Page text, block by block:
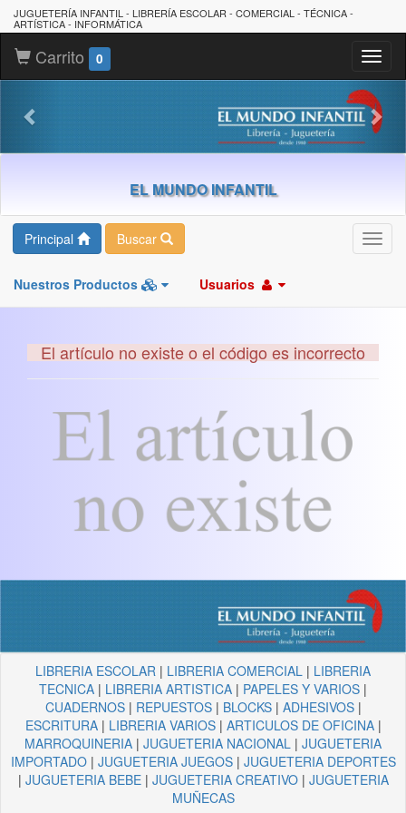
JUGUETERÍA INFANTIL - LIBRERÍA ESCOLAR - COMERCIAL - TÉCNICA -
ARTÍSTICA - INFORMÁTICA
Carrito 0
EL MUNDO INFANTIL
Principal Buscar
Nuestros Productos Usuarios
El artículo no existe o el código es incorrecto
LIBRERIA ESCOLAR | LIBRERIA COMERCIAL | LIBRERIA
TECNICA | LIBRERIA ARTISTICA | PAPELES Y VARIOS |
CUADERNOS| REPUESTOS| BLOCKS| ADHESIVOS|
ESCRITURA| LIBRERIA VARIOS| ARTICULOS DE OFICINA|
MARROQUINERIA | JUGUETERIA NACIONAL | JUGUETERIA
IMPORTADO| JUGUETERIA JUEGOS| JUGUETERIA DEPORTES
| JUGUETERIA BEBE| JUGUETERIA CREATIVO| JUGUETERIA
MUÑECAS